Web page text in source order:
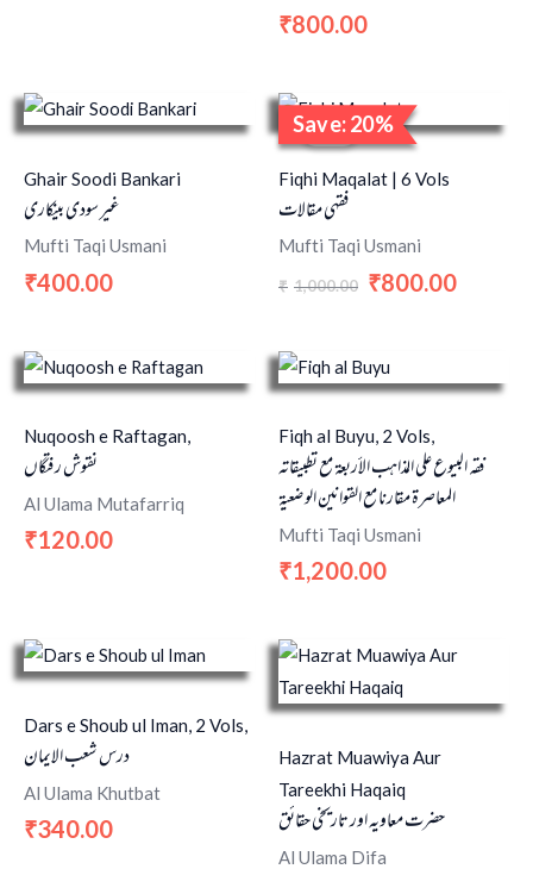
₹800.00
Ghair Soodi Bankari
غیر سودی بینکاری
Mufti Taqi Usmani
₹400.00
Save: 20%
Sale!
Fiqhi Maqalat | 6 Vols
فقہی مقالات
Mufti Taqi Usmani
₹ 1,000.00
Original
price
was:
₹1,000.00.
₹800.00
price
Nuqoosh e Raftagan,
نقوش رفتگاں
Al Ulama Mutafarriq
₹120.00
Fiqh al Buyu, 2 Vols,
فقه البيوع على المذاهب الأربعة مع تطبيقاته
المعاصرة مقارنا مع القوانين الوضعية
Mufti Taqi Usmani
₹1,200.00
Dars e Shoub ul Iman, 2 Vols,
درس شعب الایمان
Al Ulama Khutbat
₹340.00
Hazrat Muawiya Aur
Tareekhi Haqaiq
حضرت معاویہ اور تاریخی حقائق
Al Ulama Difa